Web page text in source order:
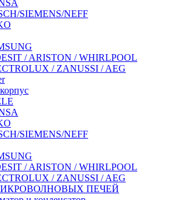
SIEMENS/NEFF
/ ARISTON / WHIRLPOOL
/ ZANUSSI / AEG
SIEMENS/NEFF
/ ARISTON / WHIRLPOOL
/ ZANUSSI / AEG
МИКРОВОЛНОВЫХ ПЕЧЕЙ